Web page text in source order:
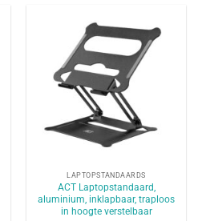
LAPTOPSTANDAARDS
ACT Laptopstandaard,
aluminium, inklapbaar, traploos
in hoogte verstelbaar